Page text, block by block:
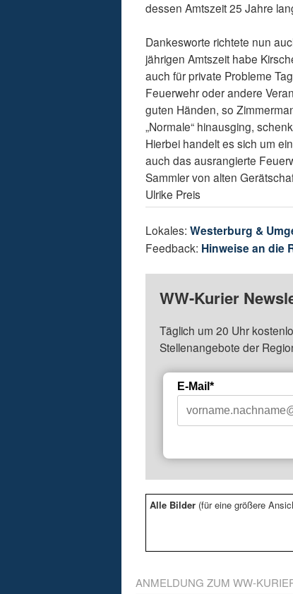
dessen Amtszeit 25 Jahre
Dankesworte richtete nun
jährigen Amtszeit habe
auch für private Probleme
Feuerwehr oder andere
guten Händen, so
„Normale“ hinausging,
Hierbei handelt es sich um
auch das ausrangierte
Sammler von alten
Ulrike Preis
Lokales:Westerburg &
Feedback: Hinweise an die
WW-Kurier
Täglich um 20 Uhr
Stellenangebote der
E-Mail*
Alle Bilder (für eine größere
ANMELDUNG ZUM WW-